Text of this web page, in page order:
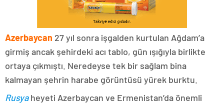
Azerbaycan 27 yıl sonra işgalden kurtulan Ağdam’a
girmiş ancak şehirdeki acı tablo, gün ışığıyla birlikte
ortaya çıkmıştı. Neredeyse tek bir sağlam bina
kalmayan şehrin harabe görüntüsü yürek burktu.
Rusyaheyeti Azerbaycan ve Ermenistan’da önemli